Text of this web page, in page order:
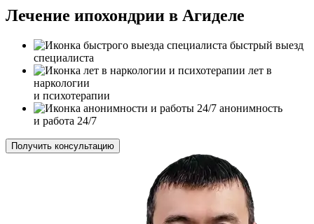
Лечение ипохондрии в Агиделе
быстрый выезд
специалиста
лет в
наркологии
и психотерапии
анонимность
и работа 24/7
Получить консультацию